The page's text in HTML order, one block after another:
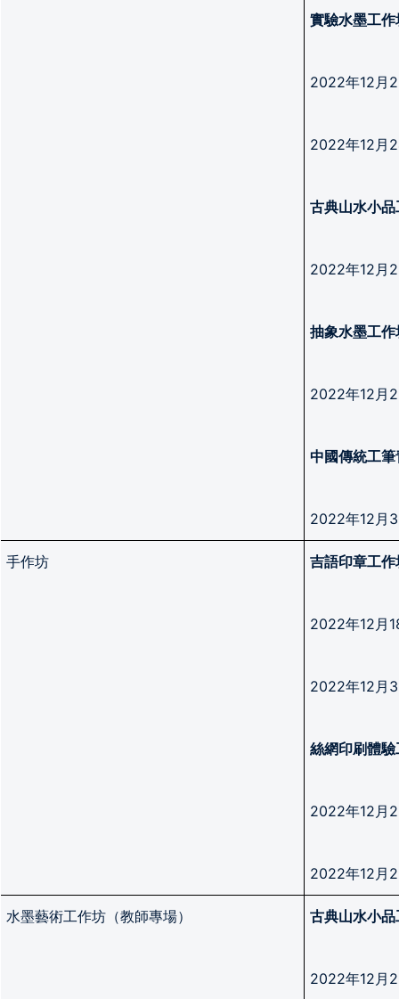
實驗水墨工作
2022年12月
2022年12月
古典山水小
2022年12月
抽象水墨工作
2022年12月
中國傳統工
2022年12月
手作坊 吉語印章工作
2022年12月
2022年12月
絲網印刷體
2022年12月
2022年12月
水墨藝術工作坊（教師專場） 古典山水小
2022年12月